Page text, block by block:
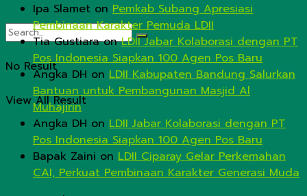
No Result
View All Result
Ipa Slamet on Pemkab Subang Apresiasi
Pembinaan Karakter Pemuda LDII
Tia GustiaraonLDII Jabar Kolaborasi dengan PT
Pos Indonesia Siapkan 100 Agen Pos Baru
Angka DH on LDII Kabupaten Bandung Salurkan
Bantuan untuk Pembangunan Masjid Al
Muhajirin
Angka DH on LDII Jabar Kolaborasi dengan PT
Pos Indonesia Siapkan 100 Agen Pos Baru
Bapak Zaini on LDII Ciparay Gelar Perkemahan
CAI, Perkuat Pembinaan Karakter Generasi Muda